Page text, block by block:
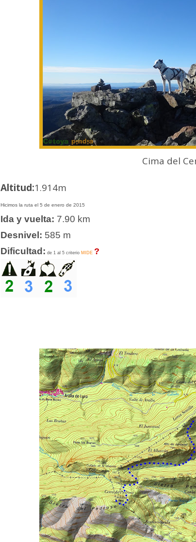
Cima del
Altitud:1.914m
Hicimos la ruta el 5 de enero de 2015
Ida y vuelta: 7.90 km
Desnivel: 585 m
Dificultad: de 1 al 5 criterio MIDE ?